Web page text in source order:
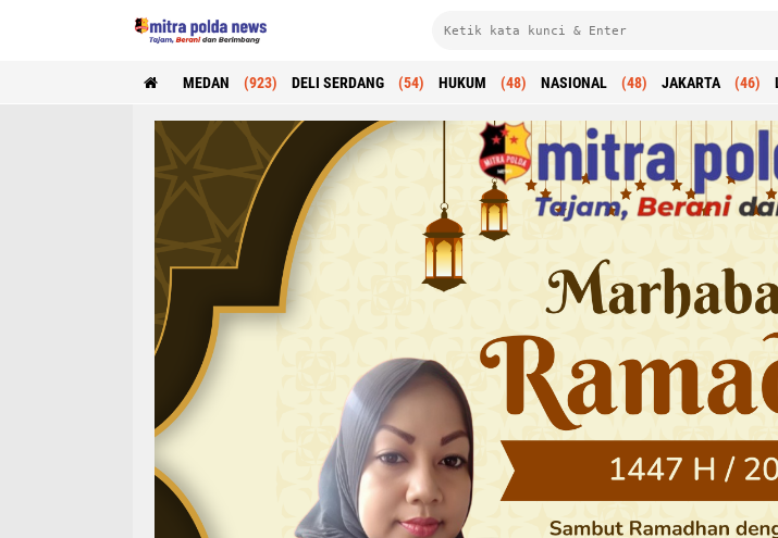
MEDAN (923) DELI SERDANG (54) HUKUM (48) NASIONAL (48) JAKARTA (46)